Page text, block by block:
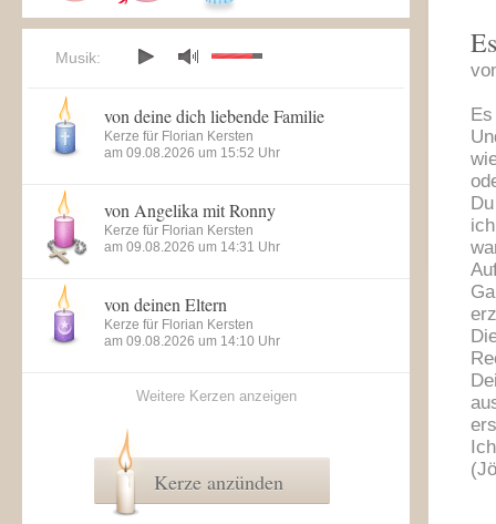
Musik:
von deine dich liebende Familie
Kerze für Florian Kersten
am 09.08.2026 um 15:52 Uhr
von Angelika mit Ronny
Kerze für Florian Kersten
am 09.08.2026 um 14:31 Uhr
von deinen Eltern
Kerze für Florian Kersten
am 09.08.2026 um 14:10 Uhr
Weitere Kerzen anzeigen
Kerze anzünden